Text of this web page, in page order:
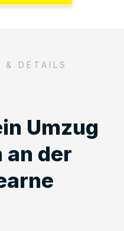
& DETAILS
Umzug
an der